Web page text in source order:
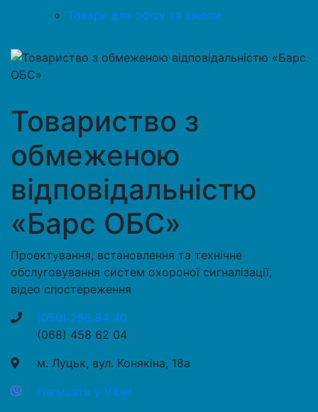
Товари для офісу та школи
Товариство з
обмеженою
відповідальністю
«Барс ОБС»
Проектування, встановлення та технічне
обслуговування систем охороної сигналізації,
відео спостереження
(050) 258 84 40
(068) 458 62 04
м. Луцьк, вул. Конякіна, 18а
Написати у Viber